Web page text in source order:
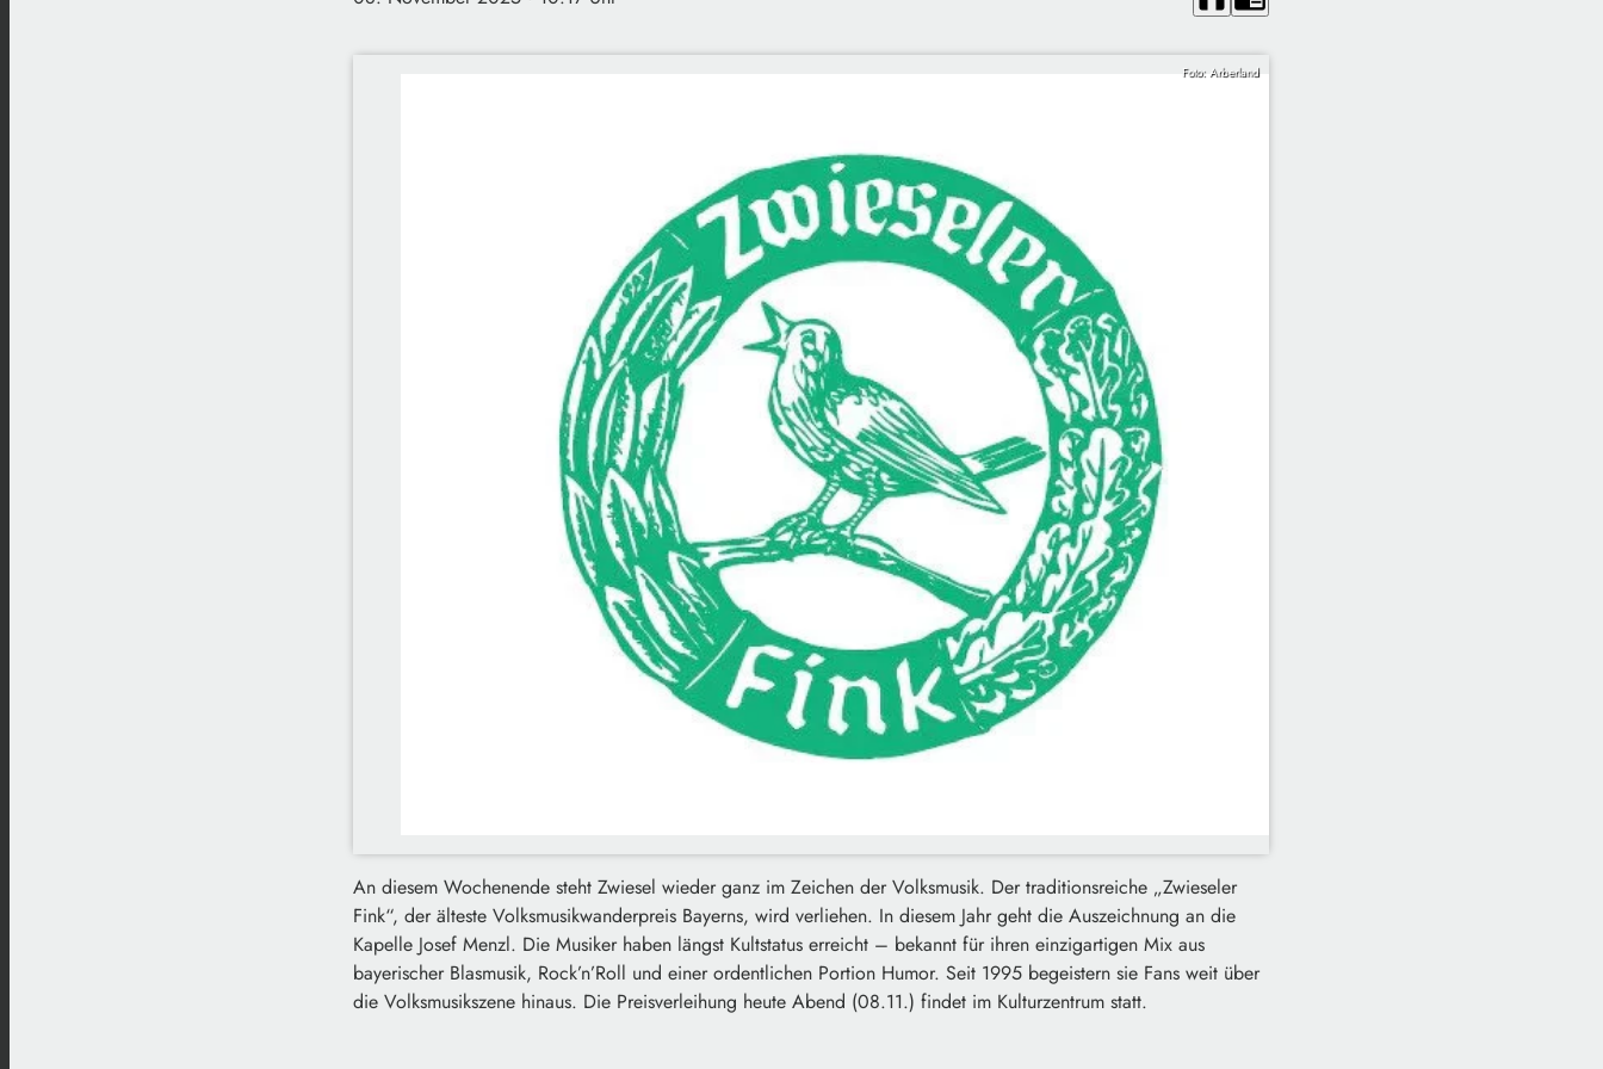
Foto: Arberland
An diesem Wochenende steht Zwiesel wieder ganz im Zeichen der Volksmusik. Der traditionsreiche „Zwieseler
Fink“, der älteste Volksmusikwanderpreis Bayerns, wird verliehen. In diesem Jahr geht die Auszeichnung an die
Kapelle Josef Menzl. Die Musiker haben längst Kultstatus erreicht – bekannt für ihren einzigartigen Mix aus
bayerischer Blasmusik, Rock’n’Roll und einer ordentlichen Portion Humor. Seit 1995 begeistern sie Fans weit über
die Volksmusikszene hinaus. Die Preisverleihung heute Abend (08.11.) findet im Kulturzentrum statt.